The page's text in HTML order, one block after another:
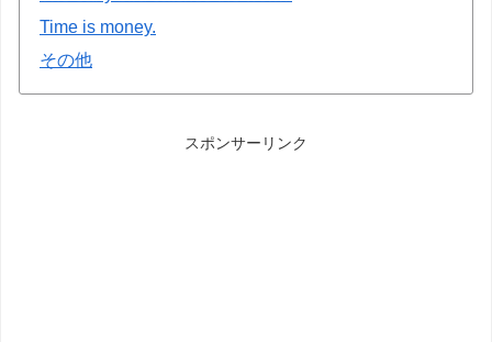
Time is money.
その他
スポンサーリンク